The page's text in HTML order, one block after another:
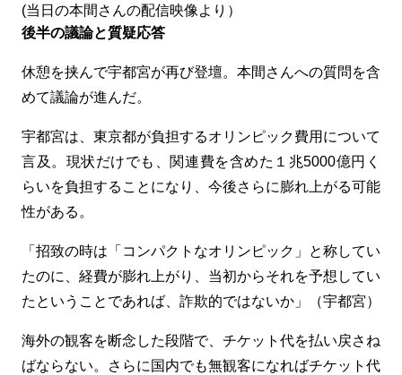
(当日の本間さんの配信映像より）
後半の議論と質疑応答
休憩を挟んで宇都宮が再び登壇。本間さんへの質問を含
めて議論が進んだ。
宇都宮は、東京都が負担するオリンピック費用について
言及。現状だけでも、関連費を含めた１兆5000億円く
らいを負担することになり、今後さらに膨れ上がる可能
性がある。
「招致の時は「コンパクトなオリンピック」と称してい
たのに、経費が膨れ上がり、当初からそれを予想してい
たということであれば、詐欺的ではないか」（宇都宮）
海外の観客を断念した段階で、チケット代を払い戻さね
ばならない。さらに国内でも無観客になればチケット代